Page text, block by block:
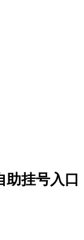
挂号入口